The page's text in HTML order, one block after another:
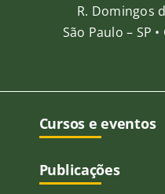
R. Domingos
São Paulo – SP
Cursos e eventos
Publicações